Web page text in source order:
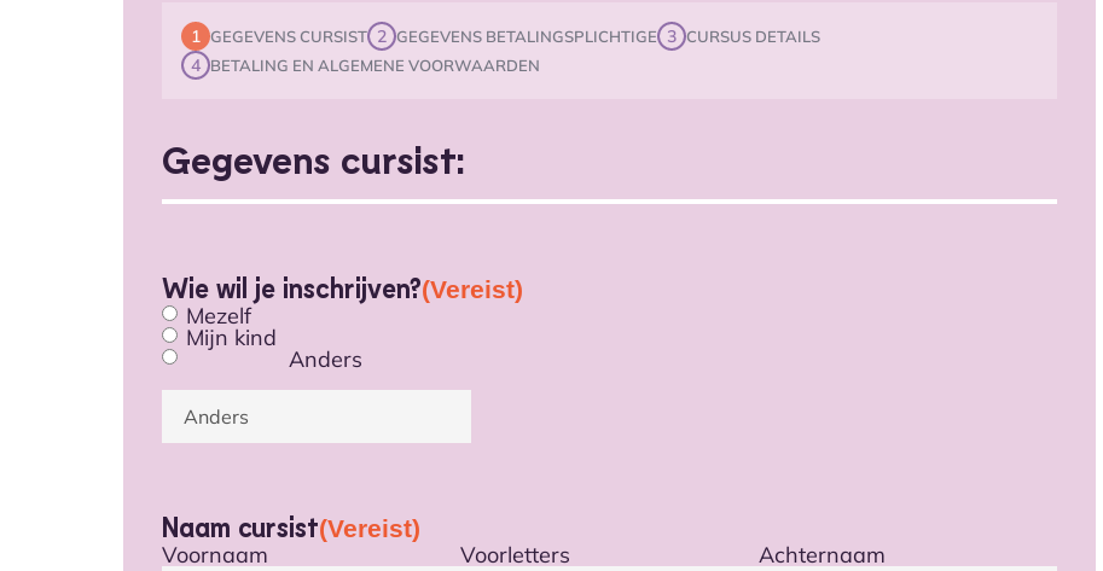
1 GEGEVENS CURSIST 2 GEGEVENS BETALINGSPLICHTIGE 3 CURSUS DETAILS
4 BETALING EN ALGEMENE VOORWAARDEN
Gegevens cursist:
Wie wil je inschrijven?(Vereist)
Mezelf
Mijn kind
Anders
Naam cursist(Vereist)
Voornaam
Voorletters Achternaam